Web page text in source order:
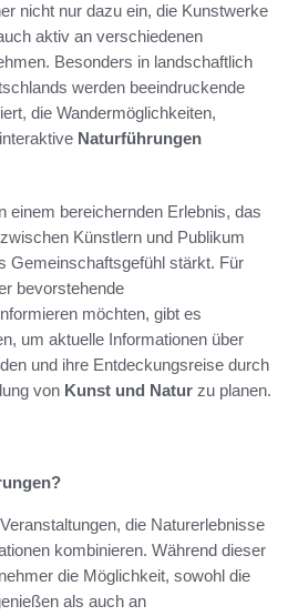
nicht nur dazu ein, die Kunstwerke
aktiv an verschiedenen
Besonders in landschaftlich
werden beeindruckende
die Wandermöglichkeiten,
Naturführungen
einem bereichernden Erlebnis, das
Künstlern und Publikum
Gemeinschaftsgefühl stärkt. Für
bevorstehende
möchten, gibt es
um aktuelle Informationen über
und ihre Entdeckungsreise durch
von Kunst und Natur zu planen.
die Naturerlebnisse
kombinieren. Während dieser
die Möglichkeit, sowohl die
als auch an